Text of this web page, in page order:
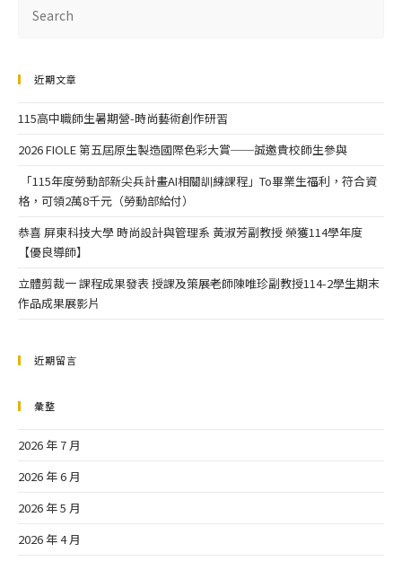
近期文章
115高中職師生暑期營-時尚藝術創作研習
2026 FIOLE 第五屆原生製造國際色彩大賞──誠邀貴校師生參與
「115年度勞動部新尖兵計畫AI相關訓練課程」To畢業生福利，符合資
格，可領2萬8千元（勞動部給付）
恭喜 屏東科技大學 時尚設計與管理系 黃淑芳副教授 榮獲114學年度
【優良導師】
立體剪裁一 課程成果發表 授課及策展老師陳唯珍副教授114-2學生期末
作品成果展影片
近期留言
彙整
2026 年 7 月
2026 年 6 月
2026 年 5 月
2026 年 4 月